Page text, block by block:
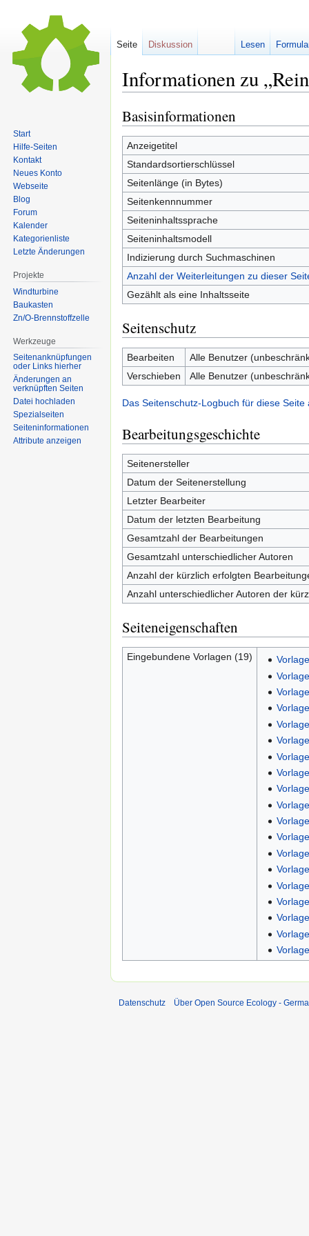
Informationen zu
Zur
Navigation
springen
Zur
Suche
springen
Basisinformationen
Anzeigetitel
Standardsortierschlüssel
Seitenlänge (in Bytes)
Seitenkennnummer
Seiteninhaltssprache
Seiteninhaltsmodell
Indizierung durch Suchmaschinen
Anzahl der Weiterleitungen zu dieser
Gezählt als eine Inhaltsseite
Seitenschutz
Bearbeiten
Alle Benutzer
Verschieben
Alle Benutzer
Das Seitenschutz-Logbuch für diese Seite
Bearbeitungsgeschichte
Seitenersteller
Datum der Seitenerstellung
Letzter Bearbeiter
Datum der letzten Bearbeitung
Gesamtzahl der Bearbeitungen
Gesamtzahl unterschiedlicher Autoren
Anzahl der kürzlich erfolgten
Anzahl unterschiedlicher Autoren der
Seiteneigenschaften
Eingebundene Vorlagen (19)
Seite Diskussion Lesen
Start
Hilfe-Seiten
Kontakt
Neues Konto
Webseite
Blog
Forum
Kalender
Kategorienliste
Letzte Änderungen
Projekte
Windturbine
Baukasten
Zn/O-Brennstoffzelle
Werkzeuge
Seitenanknüpfungen
oder Links hierher
Änderungen an
verknüpften Seiten
Datei hochladen
Spezialseiten
Seiten­informationen
Attribute anzeigen
Datenschutz Über Open Source Ecology -